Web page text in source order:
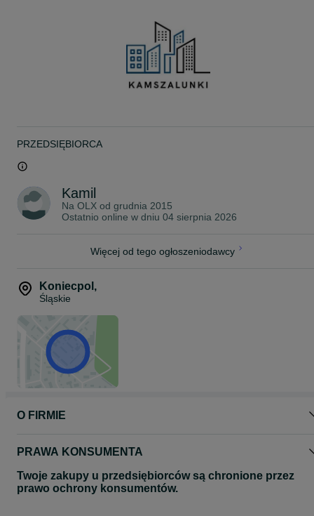
PRZEDSIĘBIORCA
Kamil
Na OLX od grudnia 2015
Ostatnio online w dniu 04 sierpnia 2026
Więcej od tego ogłoszeniodawcy
Koniecpol ,
Śląskie
O FIRMIE
PRAWA KONSUMENTA
Twoje zakupy u przedsiębiorców są chronione przez
prawo ochrony konsumentów.